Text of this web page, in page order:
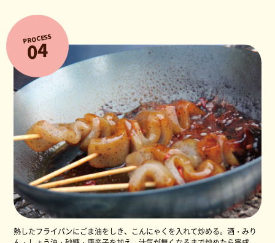
PROCESS
04
熱したフライパンにごま油をしき、こんにゃくを入れて炒める。酒・みり